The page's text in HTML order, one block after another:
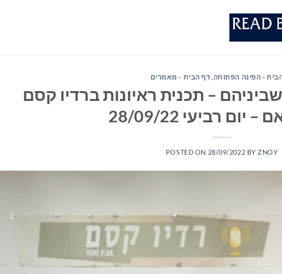
- הפינה הפתוחה דף הבית - מאמרים
– תכנית ראיונות ברדיו קסם
POSTED ON 28/09/2022 BYZNOY